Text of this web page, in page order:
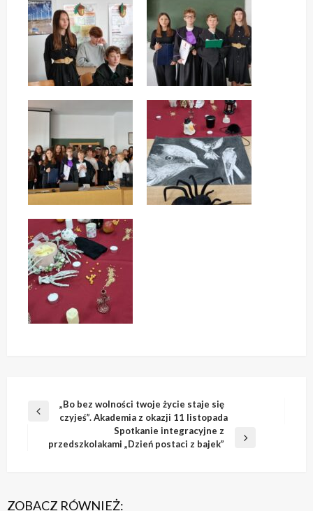
Nawigacja
wpisu
Poprzedni
„Bo bez wolności twoje życie staje się
czyjeś”. Akademia z okazji 11 listopada
Następny
Spotkanie integracyjne z
przedszkolakami „Dzień postaci z bajek”
ZOBACZ RÓWNIEŻ: